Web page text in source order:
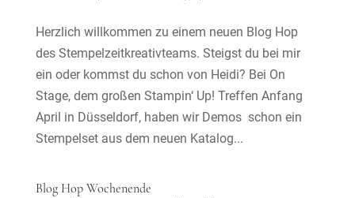
Herzlich willkommen zu einem neuen Blog Hop
des Stempelzeitkreativteams. Steigst du bei mir
ein oder kommst du schon von Heidi? Bei On
Stage, dem großen Stampin‘ Up! Treffen Anfang
April in Düsseldorf, haben wir Demos schon ein
Stempelset aus dem neuen Katalog...
Blog Hop Wochenende